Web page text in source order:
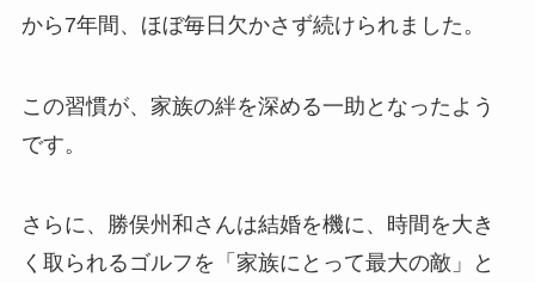
から7年間、ほぼ毎日欠かさず続けられました。
この習慣が、家族の絆を深める一助となったよう
です。
さらに、勝俣州和さんは結婚を機に、時間を大き
く取られるゴルフを「家族にとって最大の敵」と